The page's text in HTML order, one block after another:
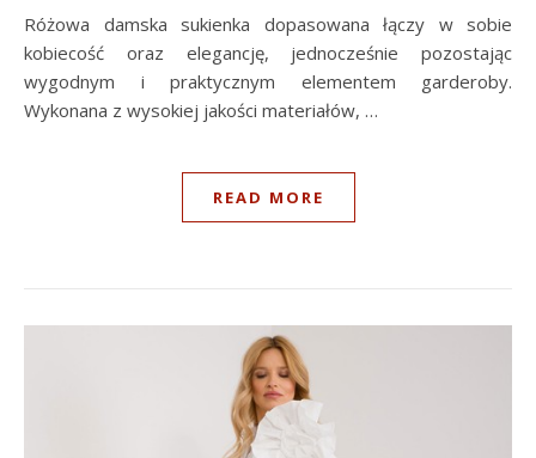
Różowa damska sukienka dopasowana łączy w sobie
kobiecość oraz elegancję, jednocześnie pozostając
wygodnym i praktycznym elementem garderoby.
Wykonana z wysokiej jakości materiałów, …
READ MORE